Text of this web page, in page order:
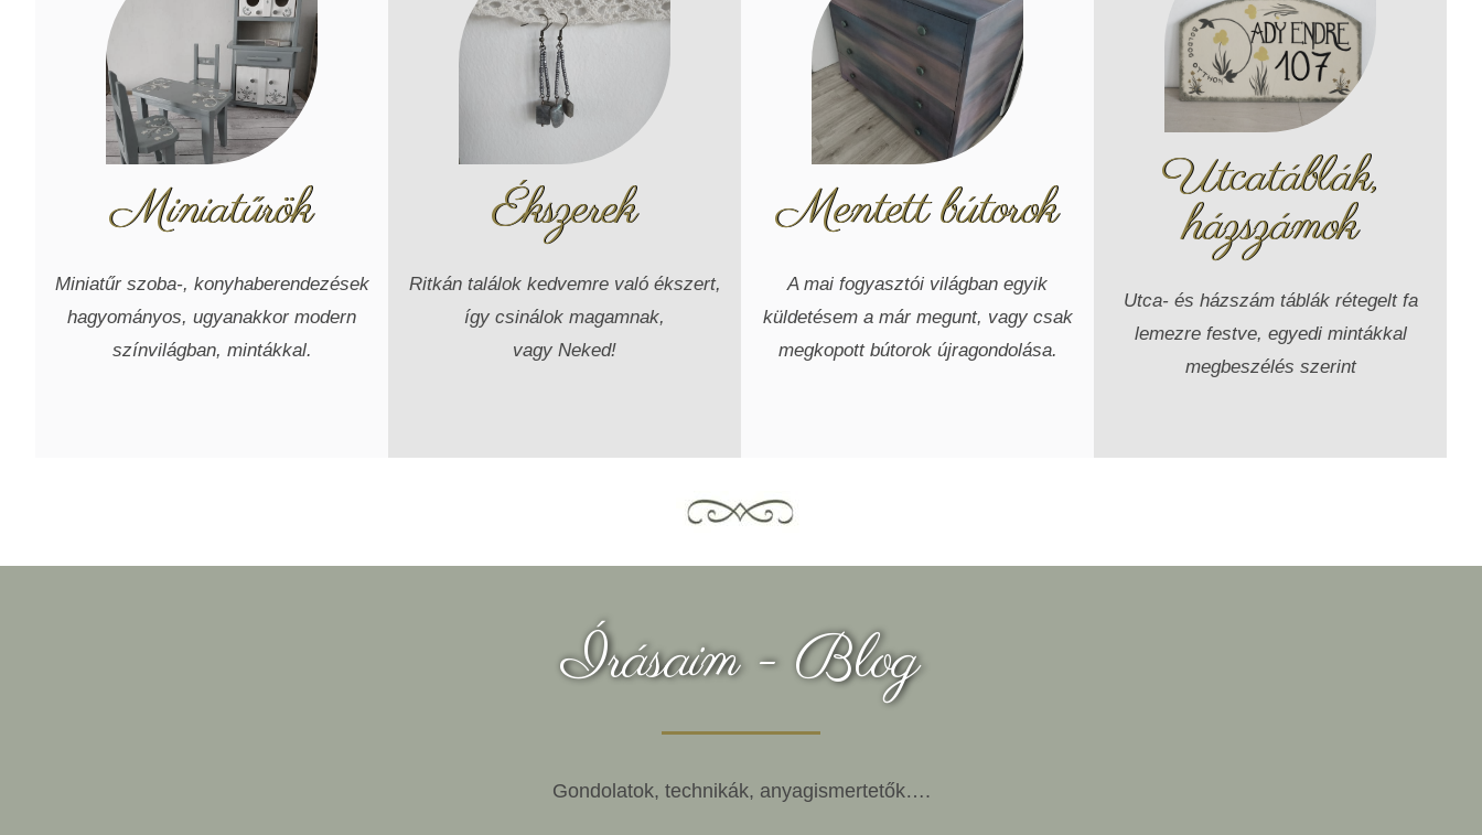
Miniatűrök
Miniatűr szoba-, konyhaberendezések
hagyományos, ugyanakkor modern
színvilágban, mintákkal.
Ékszerek
Ritkán találok kedvemre való ékszert,
így csinálok magamnak,
vagy Neked!
Mentett bútorok
A mai fogyasztói világban egyik
küldetésem a már megunt, vagy csak
megkopott bútorok újragondolása.
Utcatáblák,
házszámok
Utca- és házszám táblák rétegelt fa
lemezre festve, egyedi mintákkal
megbeszélés szerint
Írásaim - Blog
Gondolatok, technikák, anyagismertetők….